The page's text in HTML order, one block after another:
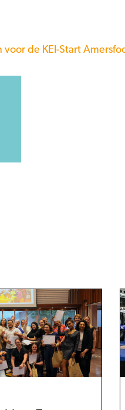
voor de KEI-Start